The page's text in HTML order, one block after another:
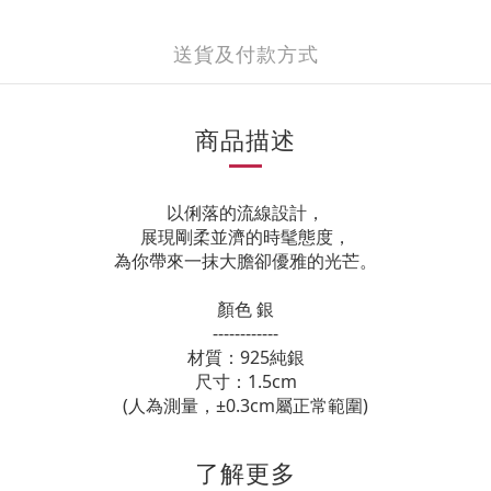
送貨及付款方式
商品描述
以俐落的流線設計，
展現剛柔並濟的時髦態度，
為你帶來一抹大膽卻優雅的光芒。
顏色 銀
------------
材質：925純銀
尺寸：1.5cm
(人為測量，±0.3cm屬正常範圍)
了解更多